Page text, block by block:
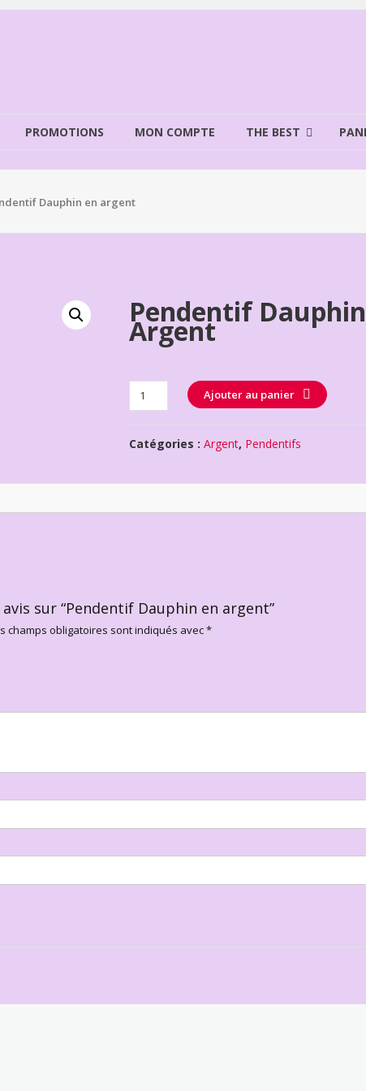
PROMOTIONS MON COMPTE THE BEST
Dauphin en argent
Pendentif
Argent
Quantité Ajouter au panier
Catégories :Argent, Pendentifs
sur “Pendentif Dauphin en argent”
champs obligatoires sont indiqués avec*